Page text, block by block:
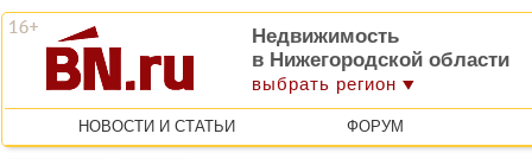
Недвижимость
в Нижегородской области
выбрать регион
НОВОСТИ И СТАТЬИ ФОРУМ